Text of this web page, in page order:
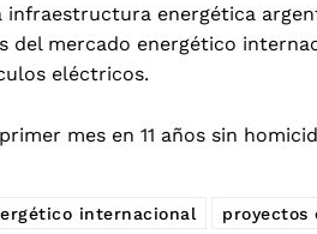
infraestructura energética
del mercado energético
eléctricos.
mes en 11 años sin
internacional proyectos